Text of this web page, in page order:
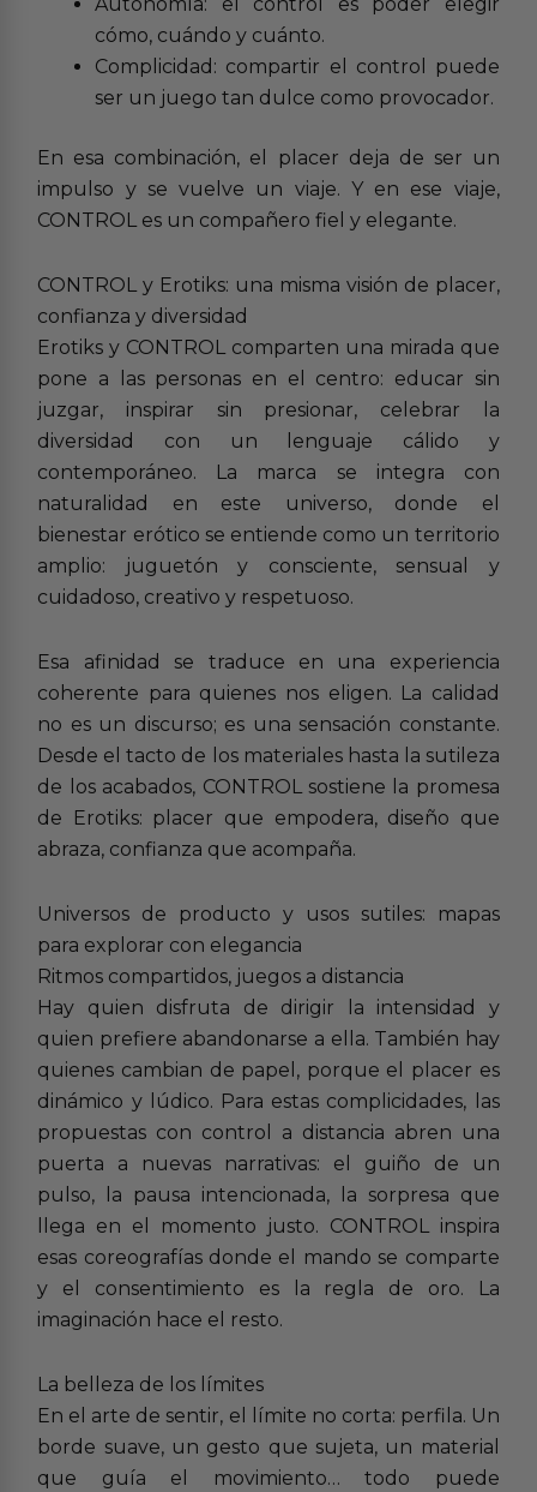
Autonomía: el control es poder elegir
cómo, cuándo y cuánto.
Complicidad: compartir el control puede
ser un juego tan dulce como provocador.
En esa combinación, el placer deja de ser un
impulso y se vuelve un viaje. Y en ese viaje,
CONTROL es un compañero fiel y elegante.
CONTROL y Erotiks: una misma visión de placer,
confianza y diversidad
Erotiks y CONTROL comparten una mirada que
pone a las personas en el centro: educar sin
juzgar, inspirar sin presionar, celebrar la
diversidad con un lenguaje cálido y
contemporáneo. La marca se integra con
naturalidad en este universo, donde el
bienestar erótico se entiende como un territorio
amplio: juguetón y consciente, sensual y
cuidadoso, creativo y respetuoso.
Esa afinidad se traduce en una experiencia
coherente para quienes nos eligen. La calidad
no es un discurso; es una sensación constante.
Desde el tacto de los materiales hasta la sutileza
de los acabados, CONTROL sostiene la promesa
de Erotiks: placer que empodera, diseño que
abraza, confianza que acompaña.
Universos de producto y usos sutiles: mapas
para explorar con elegancia
Ritmos compartidos, juegos a distancia
Hay quien disfruta de dirigir la intensidad y
quien prefiere abandonarse a ella. También hay
quienes cambian de papel, porque el placer es
dinámico y lúdico. Para estas complicidades, las
propuestas con control a distancia abren una
puerta a nuevas narrativas: el guiño de un
pulso, la pausa intencionada, la sorpresa que
llega en el momento justo. CONTROL inspira
esas coreografías donde el mando se comparte
y el consentimiento es la regla de oro. La
imaginación hace el resto.
La belleza de los límites
En el arte de sentir, el límite no corta: perfila. Un
borde suave, un gesto que sujeta, un material
que guía el movimiento… todo puede